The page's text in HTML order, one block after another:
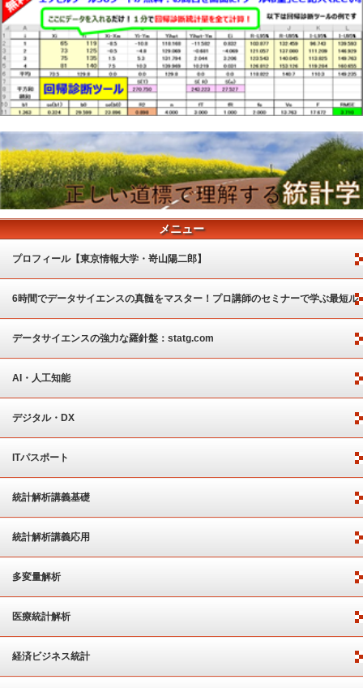
メニュー
プロフィール【東京情報大学・嵜山陽二郎】
6時間でデータサイエンスの真髄をマスター！プロ講師のセミナーで学ぶ最短ル
ート
データサイエンスの強力な羅針盤：statg.com
AI・人工知能
デジタル・DX
ITパスポート
統計解析講義基礎
統計解析講義応用
多変量解析
医療統計解析
経済ビジネス統計